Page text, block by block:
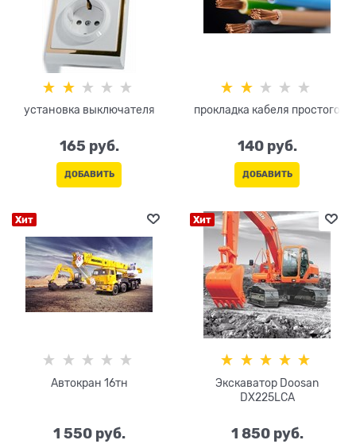
установка выключателя
165 руб.
ДОБАВИТЬ
прокладка кабеля простого
140 руб.
ДОБАВИТЬ
Хит
Автокран 16тн
1 550 руб.
Хит
Экскаватор Doosan
DX225LCA
1 850 руб.